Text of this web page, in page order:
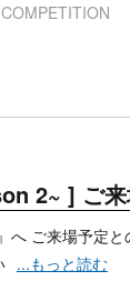
2~ ] ご
ご来場予定
...もっと読む